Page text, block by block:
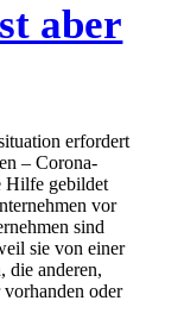
aber
erfordert
– Corona-
Hilfe gebildet
vor
sind
sie von einer
die anderen,
oder